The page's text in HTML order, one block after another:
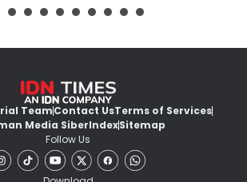
TeamContact UsTerms of Services
Media SiberIndexSitemap
Follow Us